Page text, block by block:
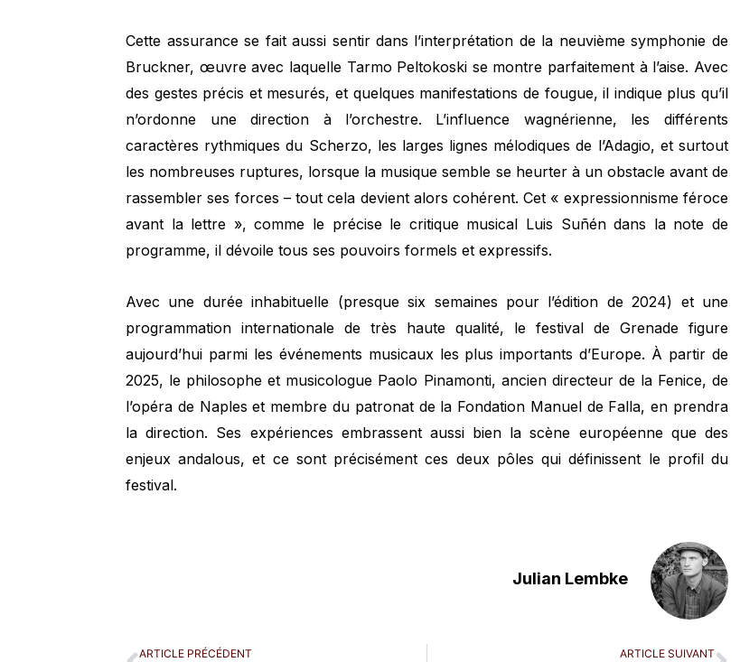
Cette assurance se fait aussi sentir dans l’interprétation de la neuvième symphonie de
Bruckner, œuvre avec laquelle Tarmo Peltokoski se montre parfaitement à l’aise. Avec
des gestes précis et mesurés, et quelques manifestations de fougue, il indique plus qu’il
n’ordonne une direction à l’orchestre. L’influence wagnérienne, les différents
caractères rythmiques du Scherzo, les larges lignes mélodiques de l’Adagio, et surtout
les nombreuses ruptures, lorsque la musique semble se heurter à un obstacle avant de
rassembler ses forces – tout cela devient alors cohérent. Cet « expressionnisme féroce
avant la lettre », comme le précise le critique musical Luis Suñén dans la note de
programme, il dévoile tous ses pouvoirs formels et expressifs.
Avec une durée inhabituelle (presque six semaines pour l’édition de 2024) et une
programmation internationale de très haute qualité, le festival de Grenade figure
aujourd’hui parmi les événements musicaux les plus importants d’Europe. À partir de
2025, le philosophe et musicologue Paolo Pinamonti, ancien directeur de la Fenice, de
l’opéra de Naples et membre du patronat de la Fondation Manuel de Falla, en prendra
la direction. Ses expériences embrassent aussi bien la scène européenne que des
enjeux andalous, et ce sont précisément ces deux pôles qui définissent le profil du
festival.
Julian Lembke
ARTICLE PRÉCÉDENT ARTICLE SUIVANT